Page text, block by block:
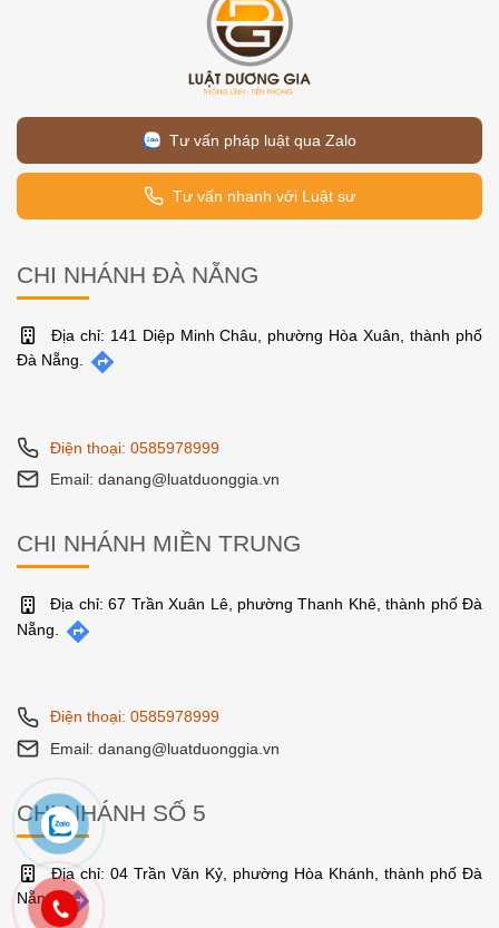
Tư vấn pháp luật qua Zalo
Tư vấn nhanh với Luật sư
CHI NHÁNH ĐÀ NẴNG
Địa chỉ: 141 Diệp Minh Châu, phường Hòa Xuân, thành phố
Đà Nẵng.
Điện thoại: 0585978999
Email: danang@luatduonggia.vn
CHI NHÁNH MIỀN TRUNG
Địa chỉ: 67 Trần Xuân Lê, phường Thanh Khê, thành phố Đà
Nẵng.
Điện thoại: 0585978999
Email: danang@luatduonggia.vn
CHI NHÁNH SỐ 5
Địa chỉ: 04 Trần Văn Kỷ, phường Hòa Khánh, thành phố Đà
Nẵng.